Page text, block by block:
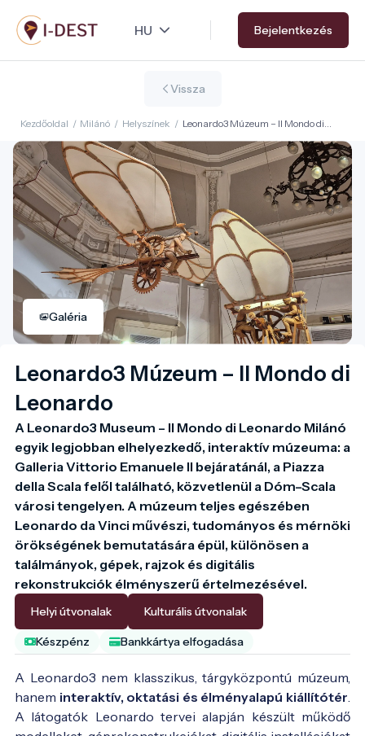
Ugrás
a
tartalomra
Bejelentkezés
Vissza
Kezdőoldal / Milánó / Helyszínek / Leonardo3 Múzeum – Il Mondo di
Leonardo
Galéria
Leonardo3 Múzeum – Il Mondo di
Leonardo
A Leonardo3 Museum – Il Mondo di Leonardo Milánó
egyik legjobban elhelyezkedő, interaktív múzeuma: a
Galleria Vittorio Emanuele II bejáratánál, a Piazza
della Scala felől található, közvetlenül a Dóm–Scala
városi tengelyen. A múzeum teljes egészében
Leonardo da Vinci művészi, tudományos és mérnöki
örökségének bemutatására épül, különösen a
találmányok, gépek, rajzok és digitális
rekonstrukciók élményszerű értelmezésével.
Helyi útvonalak Kulturális útvonalak
Készpénz Bankkártya elfogadása
A Leonardo3 nem klasszikus, tárgyközpontú múzeum,
hanem interaktív, oktatási és élményalapú kiállítótér
A látogatók Leonardo tervei alapján készült működő